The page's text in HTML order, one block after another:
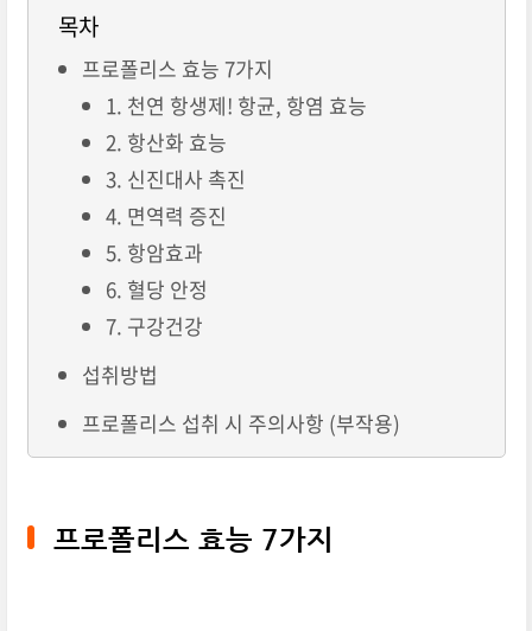
목차
프로폴리스 효능 7가지
1. 천연 항생제! 항균, 항염 효능
2. 항산화 효능
3. 신진대사 촉진
4. 면역력 증진
5. 항암효과
6. 혈당 안정
7. 구강건강
섭취방법
프로폴리스 섭취 시 주의사항 (부작용)
프로폴리스 효능 7가지